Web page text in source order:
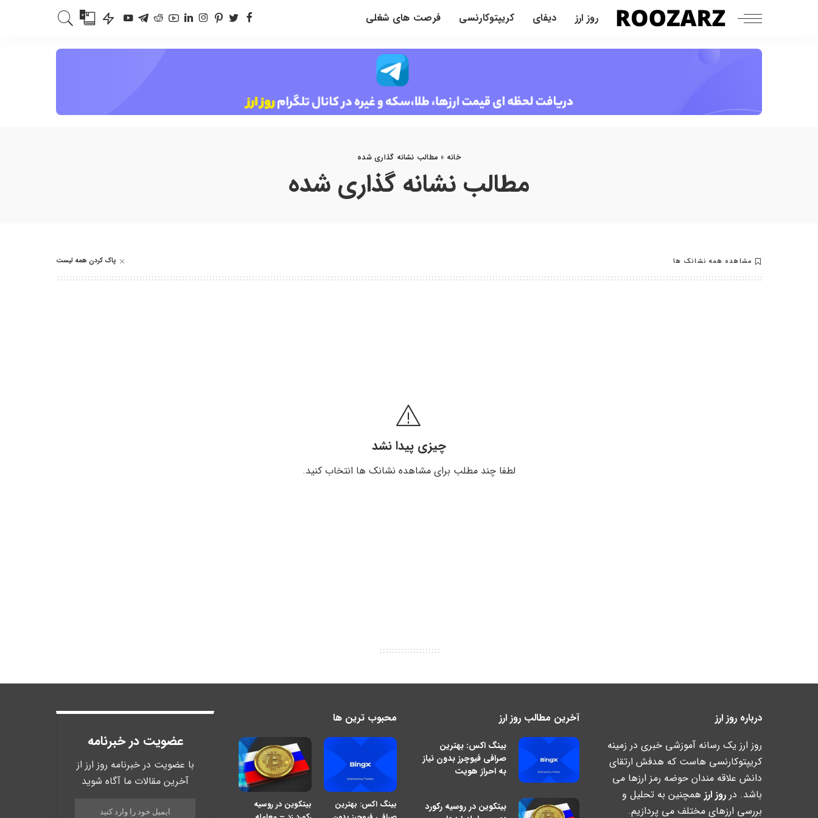
روز ارز دیفای کریپتوکارنسی فرصت های شغلی 0
خانه » مطالب نشانه گذاری شده
مطالب نشانه گذاری شده
مشاهده همه نشانک ها پاک کردن همه لیست
چیزی پیدا نشد
لطفا چند مطلب برای مشاهده نشانک ها انتخاب کنید.
درباره روز ارز
روز ارز یک رسانه آموزشی خبری در زمینه
کریپتوکارنسی هاست که هدفش ارتقای
دانش علاقه مندان حوضه رمز ارزها می
باشد. در روز ارز همچنین به تحلیل و
بررسی ارزهای مختلف می پردازیم.
آخرین مطالب روز ارز
بینگ اکس: بهترین
صرافی فیوچرز بدون نیاز
به احراز هویت
بیتکوین در روسیه رکورد
محبوب ترین ها
بینگ اکس: بهترین
بیتکوین در روسیه
عضویت در خبرنامه
با عضویت در خبرنامه روز ارز از
آخرین مقالات ما آگاه شوید